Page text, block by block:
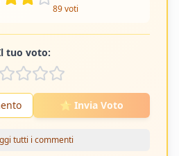
89voti
tuo voto:
⭐ Invia Voto
tutti i commenti